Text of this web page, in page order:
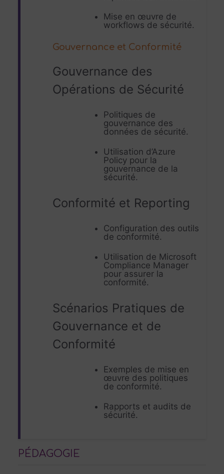
Mise en œuvre de
workflows de sécurité.
Gouvernance et Conformité
Gouvernance des
Opérations de Sécurité
Politiques de
gouvernance des
données de sécurité.
Utilisation d’Azure
Policy pour la
gouvernance de la
sécurité.
Conformité et Reporting
Configuration des outils
de conformité.
Utilisation de Microsoft
Compliance Manager
pour assurer la
conformité.
Scénarios Pratiques de
Gouvernance et de
Conformité
Exemples de mise en
œuvre des politiques
de conformité.
Rapports et audits de
sécurité.
PÉDAGOGIE